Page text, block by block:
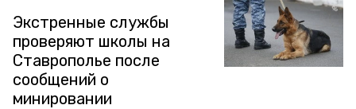
Экстренные службы
проверяют школы на
Ставрополье после
сообщений о
минировании